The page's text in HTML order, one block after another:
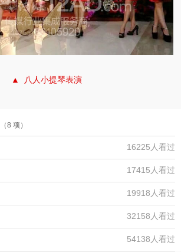
▲ 八人小提琴表演
（8 项）
16225人看过
17415人看过
19918人看过
32158人看过
54138人看过